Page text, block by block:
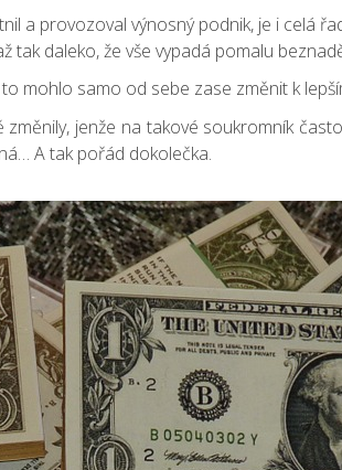
a provozoval výnosný podnik, je i celá
tak daleko, že vše vypadá pomalu
mohlo samo od sebe zase změnit k
jenže na takové soukromník
A tak pořád dokolečka.